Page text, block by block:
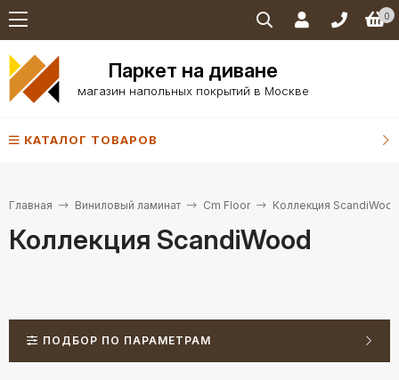
0
Паркет на диване
магазин напольных покрытий в Москве
КАТАЛОГ ТОВАРОВ
Главная Виниловый ламинат Cm Floor Коллекция ScandiWood
Коллекция ScandiWood
ПОДБОР ПО ПАРАМЕТРАМ